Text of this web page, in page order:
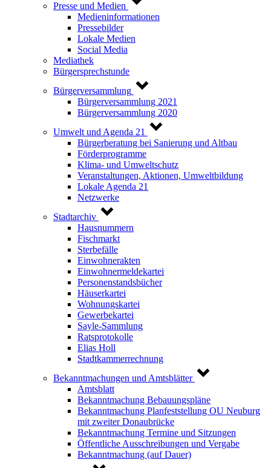
Presse und Medien
Medieninformationen
Pressebilder
Lokale Medien
Social Media
Mediathek
Bürgersprechstunde
Bürgerversammlung
Bürgerversammlung 2021
Bürgerversammlung 2020
Umwelt und Agenda 21
Bürgerberatung bei Sanierung und Altbau
Förderprogramme
Klima- und Umweltschutz
Veranstaltungen, Aktionen, Umweltbildung
Lokale Agenda 21
Netzwerke
Stadtarchiv
Hausnummern
Fischmarkt
Sterbefälle
Einwohnerakten
Einwohnermeldekartei
Personenstandsbücher
Häuserkartei
Wohnungskartei
Gewerbekartei
Sayle-Sammlung
Ratsprotokolle
Elias Holl
Stadtkammerrechnung
Bekanntmachungen und Amtsblätter
Amtsblatt
Bekanntmachung Bebauungspläne
Bekanntmachung Planfeststellung OU Neuburg
mit zweiter Donaubrücke
Bekanntmachung Termine und Sitzungen
Öffentliche Ausschreibungen und Vergabe
Bekanntmachung (auf Dauer)